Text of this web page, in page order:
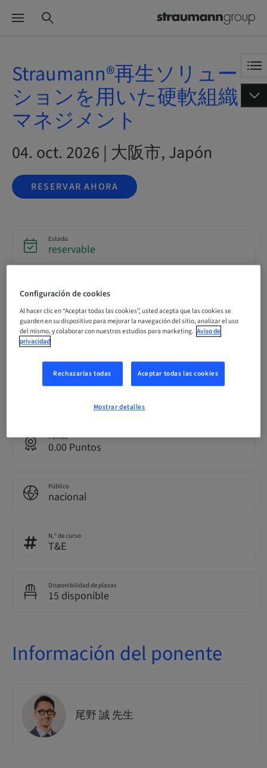
Straumann®再生ソリュー
ションを用いた硬軟組織
マネジメント
04. oct. 2026 | 大阪市, Japón
RESERVAR AHORA
Estado
reservable
Fecha límite de registro
20. sept. 2026 (UTC+9)
Precio por participante (se aplican impuestos locales)
JPY 50000.00
Idioma
Puntos
0.00 Puntos
Público
nacional
N.º de curso
T&E
Disponibilidad de plazas
15 disponible
Información del ponente
尾野 誠 先生
Configuración de cookies
Al hacer clic en “Aceptar todas las cookies”, usted acepta que las cookies se
guarden en su dispositivo para mejorar la navegación del sitio, analizar el uso
del mismo, y colaborar con nuestros estudios para marketing. Aviso de
privacidad
Rechazarlas todas Aceptar todas las cookies
Mostrar detalles